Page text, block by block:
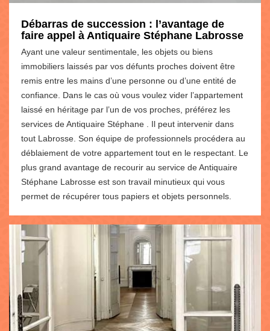
Débarras de succession : l’avantage de
faire appel à Antiquaire Stéphane Labrosse
Ayant une valeur sentimentale, les objets ou biens
immobiliers laissés par vos défunts proches doivent être
remis entre les mains d’une personne ou d’une entité de
confiance. Dans le cas où vous voulez vider l’appartement
laissé en héritage par l’un de vos proches, préférez les
services de Antiquaire Stéphane . Il peut intervenir dans
tout Labrosse. Son équipe de professionnels procédera au
déblaiement de votre appartement tout en le respectant. Le
plus grand avantage de recourir au service de Antiquaire
Stéphane Labrosse est son travail minutieux qui vous
permet de récupérer tous papiers et objets personnels.